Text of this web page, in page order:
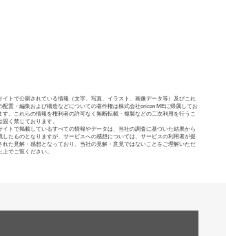
イトで公開されている情報（文字、写真、イラスト、画像データ等）及びこれ
配置・編集および構造などについての著作権は株式会社oricon MEに帰属してお
す。これらの情報を権利者の許可なく無断転載・複製などの二次利用を行うこ
固く禁じております。
イトで掲載しているすべての情報やデータは、当社の調査に基づいた結果から
したものとなりますが、サービスへの感想については、サービスの利用者が提
れた見解・感想となっており、当社の見解・意見ではないことをご理解いただ
上でご覧ください。